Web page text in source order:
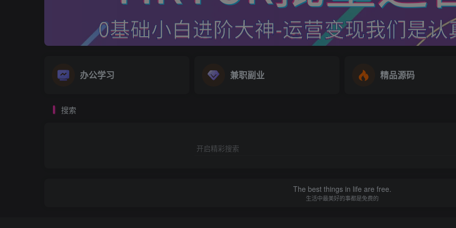
办公学习 兼职副业 精品源码
搜索
开启精彩搜索
The best things in life are free.
生活中最美好的事都是免费的